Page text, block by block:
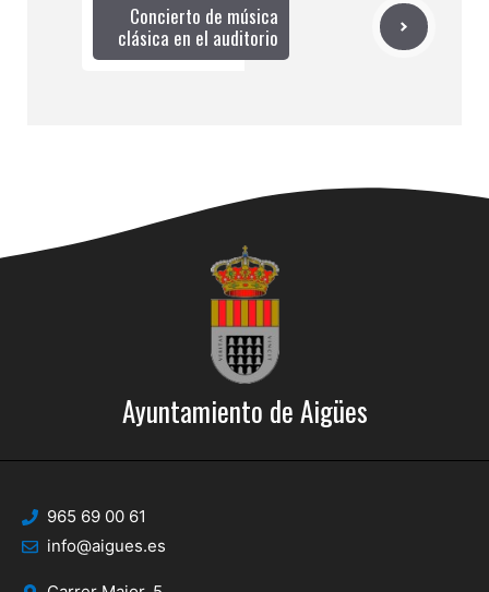
Concierto de música
clásica en el auditorio
Ayuntamiento de Aigües
965 69 00 61
info@aigues.es